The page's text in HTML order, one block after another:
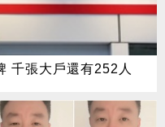
千張大戶還有252人